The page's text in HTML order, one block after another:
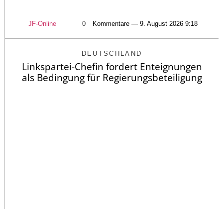
JF-Online 0 Kommentare — 9. August 2026 9:18
DEUTSCHLAND
Linkspartei-Chefin fordert Enteignungen
als Bedingung für Regierungsbeteiligung